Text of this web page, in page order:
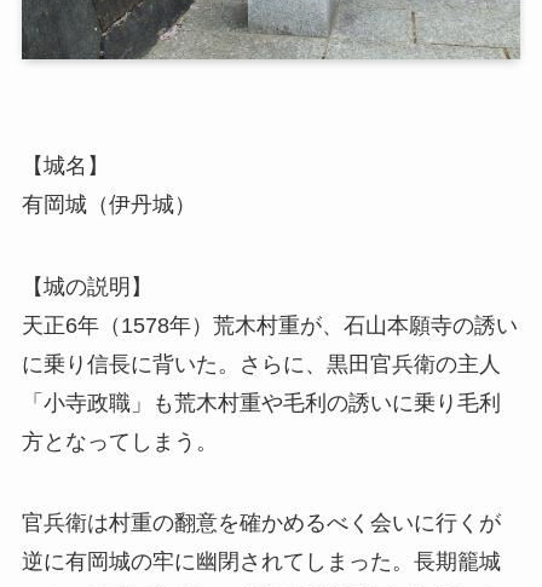
【城名】
有岡城（伊丹城）
【城の説明】
天正6年（1578年）荒木村重が、石山本願寺の誘い
に乗り信長に背いた。さらに、黒田官兵衛の主人
「小寺政職」も荒木村重や毛利の誘いに乗り毛利
方となってしまう。
官兵衛は村重の翻意を確かめるべく会いに行くが
逆に有岡城の牢に幽閉されてしまった。長期籠城